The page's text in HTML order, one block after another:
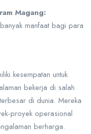
Magang:
manfaat bagi para
kesempatan untuk
bekerja di salah
di dunia. Mereka
proyek operasional
berharga.